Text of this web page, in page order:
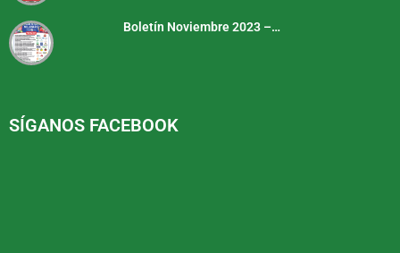
Boletín Noviembre 2023 –…
SÍGANOS FACEBOOK